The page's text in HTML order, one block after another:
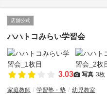
店舗公式
ハハトコみらい学習会
3.03 写真 3枚
家庭教師 学習塾・塾 幼児教室